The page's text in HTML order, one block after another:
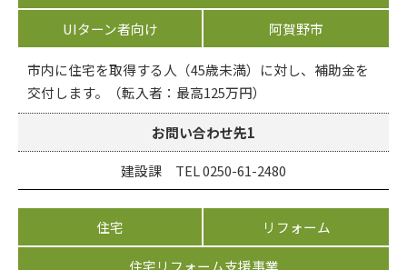
UIターン者向け 阿賀野市
市内に住宅を取得する人（45歳未満）に対し、補助金を
交付します。（転入者：最高125万円）
お問い合わせ先1
建設課 TEL 0250-61-2480
住宅 リフォーム
住宅リフォーム支援事業